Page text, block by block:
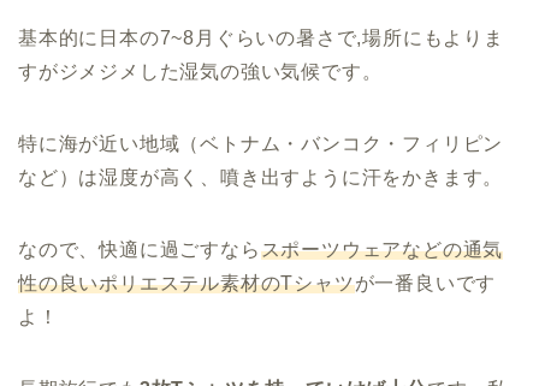
基本的に日本の7~8月ぐらいの暑さで,場所にもよりま
すがジメジメした湿気の強い気候です。
特に海が近い地域（ベトナム・バンコク・フィリピン
など）は湿度が高く、噴き出すように汗をかきます。
なので、快適に過ごすならスポーツウェアなどの通気
性の良いポリエステル素材のTシャツが一番良いです
よ！